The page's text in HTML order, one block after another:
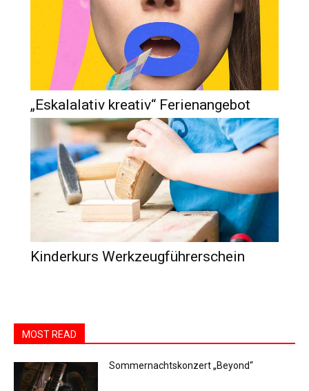
„Eskalalativ kreativ“ Ferienangebot
Kinderkurs Werkzeugführerschein
MOST READ
Sommernachtskonzert „Beyond“